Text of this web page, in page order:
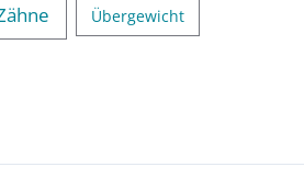
Übergewicht